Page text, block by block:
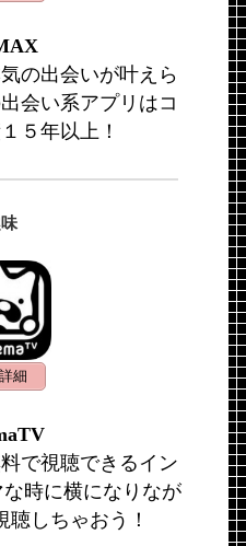
の出会いが叶えら
会い系アプリはコ
５年以上！
詳細
で視聴できるイン
時に横になりなが
聴しちゃおう！